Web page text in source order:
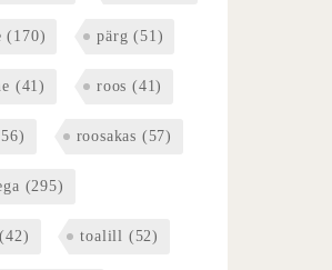
(170) pärg (51)
(41) roos (41)
roosakas (57)
(295)
(42) toalill (52)